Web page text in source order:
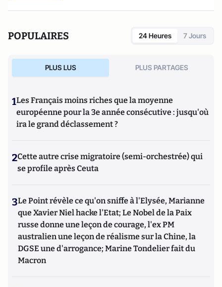
POPULAIRES 24 Heures 7 Jours
PLUS LUS PLUS PARTAGES
1Les Français moins riches que la moyenne
européenne pour la 3e année consécutive : jusqu'où
ira le grand déclassement ?
2Cette autre crise migratoire (semi-orchestrée) qui
se profile après Ceuta
3Le Point révèle ce qu'on sniffe à l'Elysée, Marianne
que Xavier Niel hacke l'Etat; Le Nobel de la Paix
russe donne une leçon de courage, l'ex PM
australien une leçon de réalisme sur la Chine, la
DGSE une d'arrogance; Marine Tondelier fait du
Macron